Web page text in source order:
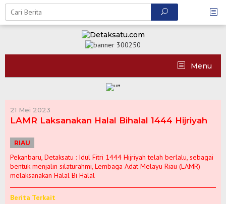
Skip
content
Menu
21 Mei 2023
LAMR Laksanakan Halal Bihalal 1444 Hijriyah
RIAU
Pekanbaru, Detaksatu : Idul Fitri 1444 Hijriyah telah berlalu, sebagai
bentuk menjalin silaturahmi, Lembaga Adat Melayu Riau (LAMR)
melaksanakan Halal Bi Halal
Berita Terkait